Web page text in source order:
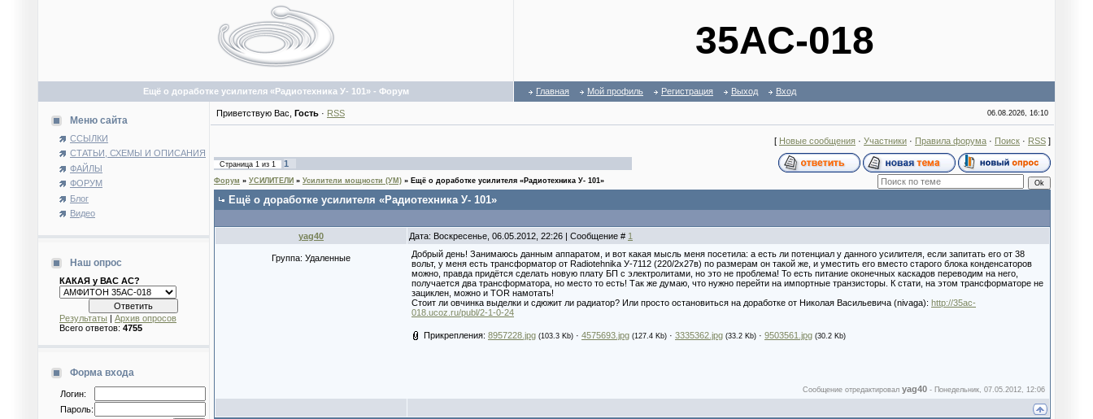
35АС-018
Ещё о доработке усилителя «Радиотехника У- 101» - Форум Главная Мой профиль Регистрация Выход Вход
Меню сайта
ССЫЛКИ
СТАТЬИ, СХЕМЫ И ОПИСАНИЯ
ФАЙЛЫ
ФОРУМ
Блог
Видео
Наш опрос
КАКАЯ у ВАС АС?
Результаты | Архив опросов
Всего ответов: 4755
Форма входа
Логин:
Пароль:
Приветствую Вас Гость · RSS 06.08.2026, 16:10
[ Новые сообщения · Участники · Правила форума · Поиск · RSS ]
Страница 1 из 1 1
Форум » УСИЛИТЕЛИ » Усилители мощности (УМ) » Ещё о доработке усилителя «Радиотехника У- 101»
Ещё о доработке усилителя «Радиотехника У- 101»
yag40 Дата: Воскресенье, 06.05.2012, 22:26 | Сообщение # 1
Группа: Удаленные
Добрый день! Занимаюсь данным аппаратом, и вот какая мысль меня посетила: а есть ли потенциал у данного усилителя, если запитать его от 38
вольт, у меня есть трансформатор от Radiotehnika У-7112 (220/2x27в) по размерам он такой же, и уместить его вместо старого блока конденсаторов
можно, правда придётся сделать новую плату БП с электролитами, но это не проблема! То есть питание оконечных каскадов переводим на него,
получается два трансформатора, но место то есть! Так же думаю, что нужно перейти на импортные транзисторы. К стати, на этом трансформаторе не
зациклен, можно и TOR намотать!
Стоит ли овчинка выделки и сдюжит ли радиатор? Или просто остановиться на доработке от Николая Васильевича (nivaga): http://35ac-
018.ucoz.ru/publ/2-1-0-24
Прикрепления: 8957228.jpg (103.3 Kb) · 4575693.jpg (127.4 Kb) · 3335362.jpg (33.2 Kb) · 9503561.jpg (30.2 Kb)
Сообщение отредактировал yag40 - Понедельник, 07.05.2012, 12:06